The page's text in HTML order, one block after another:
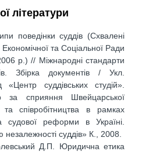
літератури
поведінки суддів (Схвалені
та Соціальної Ради
р.) // Міжнародні стандарти
Збірка документів / Укл.
суддівських студій».
за сприяння Швейцарської
та співробітництва в рамках
судової реформи в Україні.
суддів» К., 2008.
Д.П. Юридична етика